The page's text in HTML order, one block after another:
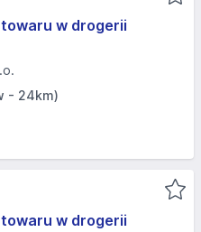
towaru w drogerii
- 24km)
towaru w drogerii